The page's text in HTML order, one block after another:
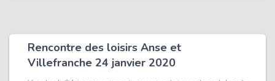
Rencontre des loisirs Anse et
Villefranche 24 janvier 2020